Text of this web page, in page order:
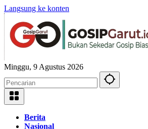
Langsung ke konten
Minggu, 9 Agustus 2026
Berita
Nasional